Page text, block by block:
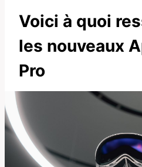
Voici à quoi
les nouveaux
Pro